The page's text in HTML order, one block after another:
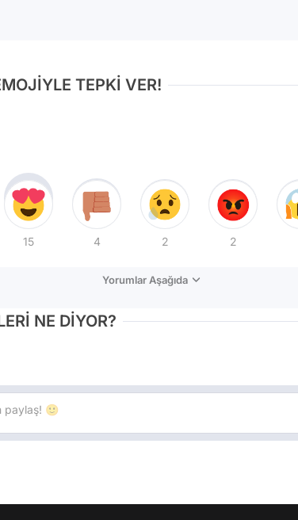
TEPKİ VER!
15 4 2 2
Yorumlar Aşağıda
NE DİYOR?